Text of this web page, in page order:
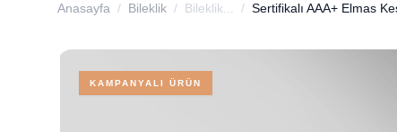
Anasayfa / Bileklik / Bileklik... /
KAMPANYALI ÜRÜN